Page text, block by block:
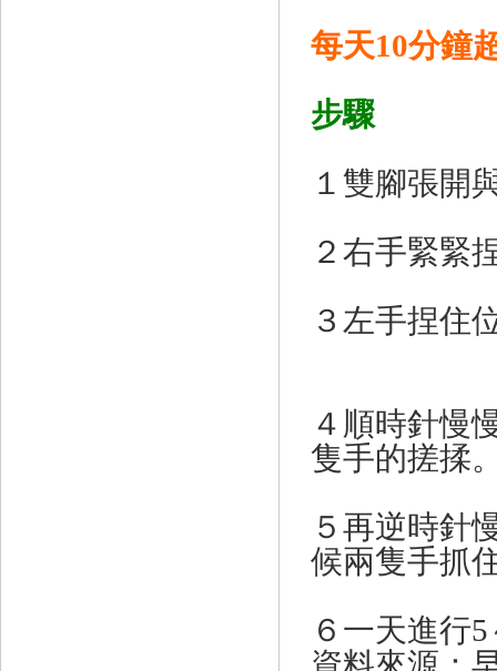
每天10分鐘
步驟
１雙腳張開
２右手緊緊
３左手捏住
４順時針慢
隻手的搓揉
５再逆時針
候兩隻手抓
６一天進行